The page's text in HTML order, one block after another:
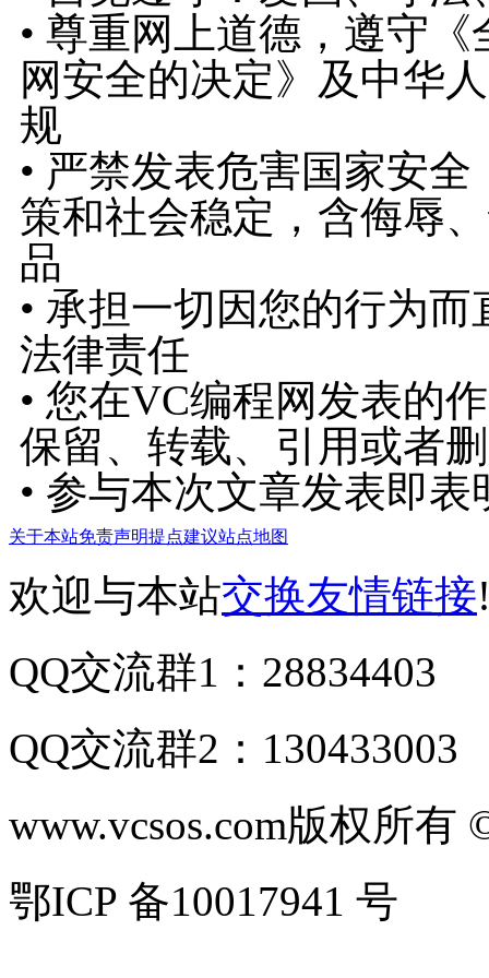
• 尊重网上道德，遵守
网安全的决定》及中华
规
• 严禁发表危害国家安
策和社会稳定，含侮辱
品
• 承担一切因您的行为
法律责任
• 您在VC编程网发表的
保留、转载、引用或者
• 参与本次文章发表即
关于本站免责声明提点建议站点地图
欢迎与本站交换友情链接
QQ交流群1：28834403
QQ交流群2：130433003
www.vcsos.com版权所
鄂ICP 备10017941 号